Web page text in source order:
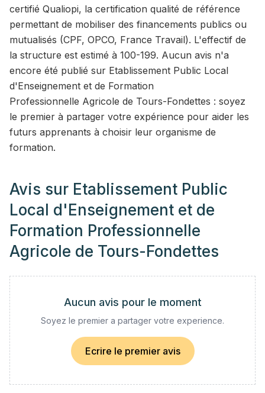
certifié Qualiopi, la certification qualité de référence
permettant de mobiliser des financements publics ou
mutualisés (CPF, OPCO, France Travail). L'effectif de
la structure est estimé à 100-199. Aucun avis n'a
encore été publié sur Etablissement Public Local
d'Enseignement et de Formation
Professionnelle Agricole de Tours-Fondettes : soyez
le premier à partager votre expérience pour aider les
futurs apprenants à choisir leur organisme de
formation.
Avis sur Etablissement Public
Local d'Enseignement et de
Formation Professionnelle
Agricole de Tours-Fondettes
Aucun avis pour le moment
Soyez le premier a partager votre experience.
Ecrire le premier avis